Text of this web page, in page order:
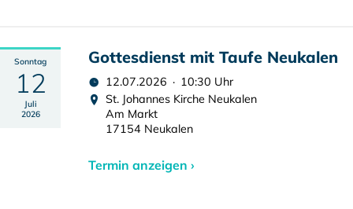
Sonntag
12
Juli
2026
Gottesdienst mit Taufe Neukalen
12.07.2026 · 10:30 Uhr
St. Johannes Kirche Neukalen
Am Markt
17154 Neukalen
Termin anzeigen ›